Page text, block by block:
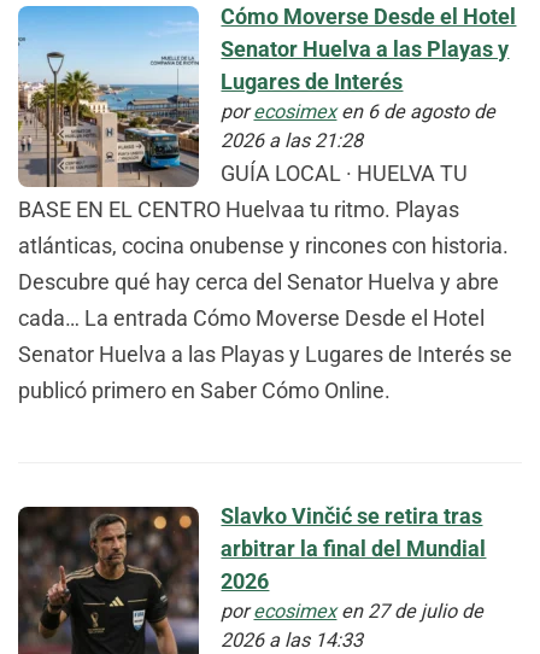
Cómo Moverse Desde el Hotel
Senator Huelva a las Playas y
Lugares de Interés
porecosimexen 6 de agosto de
2026 a las 21:28
GUÍA LOCAL · HUELVA TU
BASE EN EL CENTRO Huelvaa tu ritmo. Playas
atlánticas, cocina onubense y rincones con historia.
Descubre qué hay cerca del Senator Huelva y abre
cada… La entrada Cómo Moverse Desde el Hotel
Senator Huelva a las Playas y Lugares de Interés se
publicó primero en Saber Cómo Online.
Slavko Vinčić se retira tras
arbitrar la final del Mundial
2026
porecosimexen 27 de julio de
2026 a las 14:33